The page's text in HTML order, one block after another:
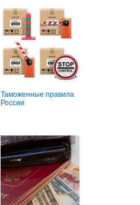
Таможенные правила
России